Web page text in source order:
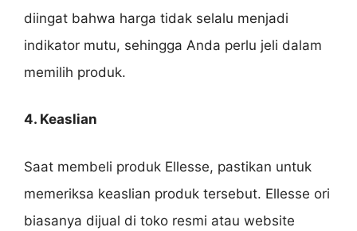
diingat bahwa harga tidak selalu menjadi
indikator mutu, sehingga Anda perlu jeli dalam
memilih produk.
4. Keaslian
Saat membeli produk Ellesse, pastikan untuk
memeriksa keaslian produk tersebut. Ellesse ori
biasanya dijual di toko resmi atau website